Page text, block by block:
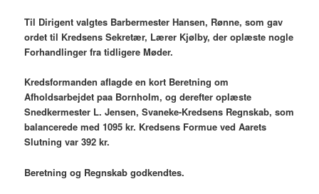
Til Dirigent valgtes Barbermester Hansen, Rønne, som gav
ordet til Kredsens Sekretær, Lærer Kjølby, der oplæste nogle
Forhandlinger fra tidligere Møder.
Kredsformanden aflagde en kort Beretning om
Afholdsarbejdet paa Bornholm, og derefter oplæste
Snedkermester L. Jensen, Svaneke-Kredsens Regnskab, som
balancerede med 1095 kr. Kredsens Formue ved Aarets
Slutning var 392 kr.
Beretning og Regnskab godkendtes.